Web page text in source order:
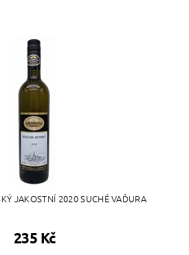
JAKOSTNÍ 2020 SUCHÉ VAĎURA
235 Kč